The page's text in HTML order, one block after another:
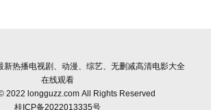
新热播电视剧、动漫、综艺、无删减高清电影大全
在线观看
2022 longguzz.com All Rights Reserved
桂ICP备2022013335号